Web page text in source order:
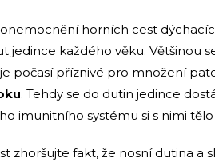
horních cest
jedince každého věku. Většinou
je počasí příznivé pro množení
. Tehdy se do dutin jedince
imunitního systému si s nimi
zhoršujte fakt, že nosní dutina a